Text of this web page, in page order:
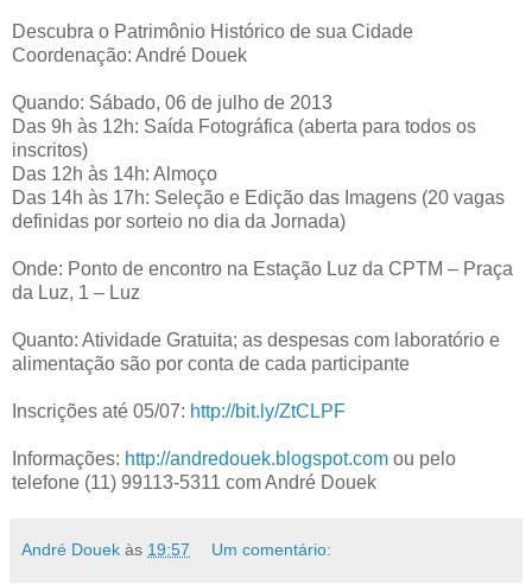
Descubra o Patrimônio Histórico de sua Cidade
Coordenação: André Douek
Quando: Sábado, 06 de julho de 2013
Das 9h às 12h: Saída Fotográfica (aberta para todos os
inscritos)
Das 12h às 14h: Almoço
Das 14h às 17h: Seleção e Edição das Imagens (20 vagas
definidas por sorteio no dia da Jornada)
Onde: Ponto de encontro na Estação Luz da CPTM – Praça
da Luz, 1 – Luz
Quanto: Atividade Gratuita; as despesas com laboratório e
alimentação são por conta de cada participante
Inscrições até 05/07: http://bit.ly/ZtCLPF
Informações: http://andredouek.blogspot.com ou pelo
telefone (11) 99113-5311 com André Douek
André Douek às 19:57 Um comentário: